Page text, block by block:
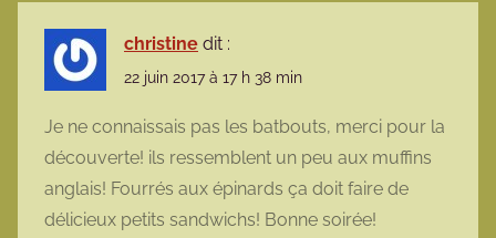
christine dit :
22 juin 2017 à 17 h 38 min
Je ne connaissais pas les batbouts, merci pour la
découverte! ils ressemblent un peu aux muffins
anglais! Fourrés aux épinards ça doit faire de
délicieux petits sandwichs! Bonne soirée!